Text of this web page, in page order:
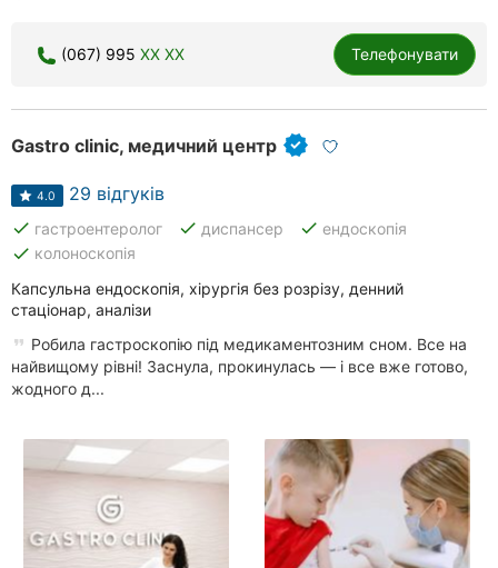
(067) 995 XX XX Телефонувати
Gastro clinic, медичний центр
4.0 29 відгуків
done гастроентеролог done диспансер done ендоскопія
done колоноскопія
Капсульна ендоскопія, хірургія без розрізу, денний
стаціонар, аналізи
Робила гастроскопію під медикаментозним сном. Все на
найвищому рівні! Заснула, прокинулась — і все вже готово,
жодного д...